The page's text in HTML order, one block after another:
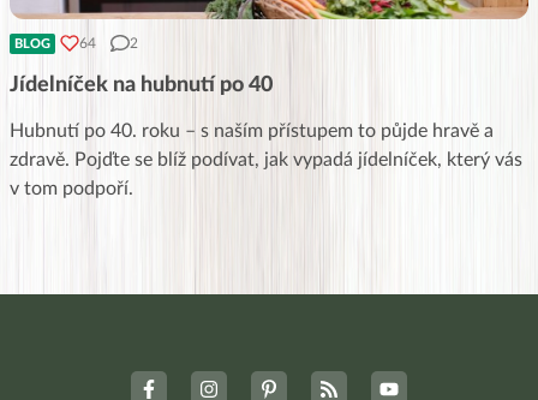
BLOG 64 2
Jídelníček na hubnutí po 40
Hubnutí po 40. roku – s naším přístupem to půjde hravě a
zdravě. Pojďte se blíž podívat, jak vypadá jídelníček, který vás
v tom podpoří.